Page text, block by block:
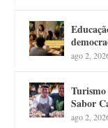
ago 2,
Sabor
ago 2,